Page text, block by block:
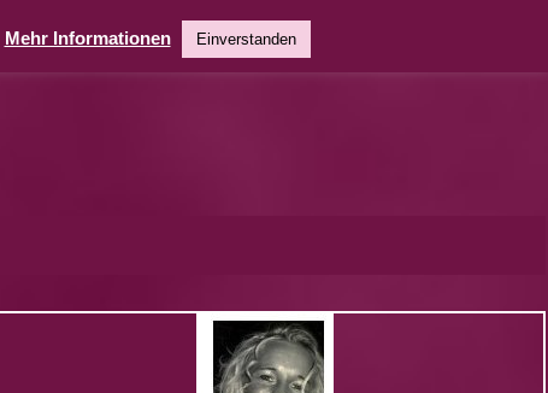
Mehr Informationen Einverstanden